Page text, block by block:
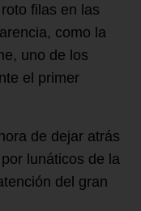
filas en las
como la
uno de los
el primer
de dejar atrás
lunáticos de la
del gran